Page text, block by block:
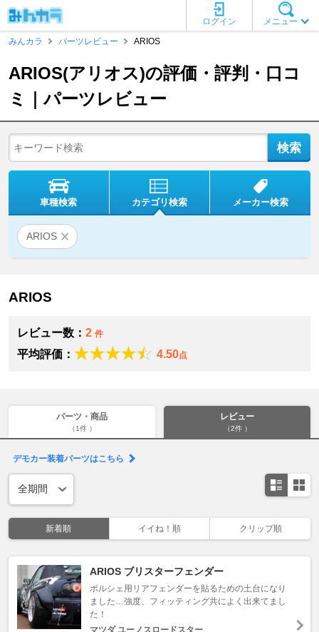
メニュー
ログイン
みんカラ
パーツレビュー ARIOS
ARIOS(アリオス)の評価・評判・口コ
ミ｜パーツレビュー
車種検索 カテゴリ検索 メーカー検索
ARIOS
ARIOS
レビュー数： 2 件
平均評価： 4.50点
パーツ・商品
（1件 ）
レビュー
（2件 ）
デモカー装着パーツはこちら
新着順 イイね！順 クリップ順
ARIOS ブリスターフェンダー
ポルシェ用リアフェンダーを貼るための土台になり
ました…強度、フィッティング共によく出来てまし
た！
マツダ ユーノスロードスター